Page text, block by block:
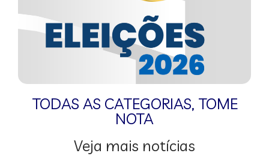
TODAS AS CATEGORIAS, TOME
NOTA
Veja mais notícias